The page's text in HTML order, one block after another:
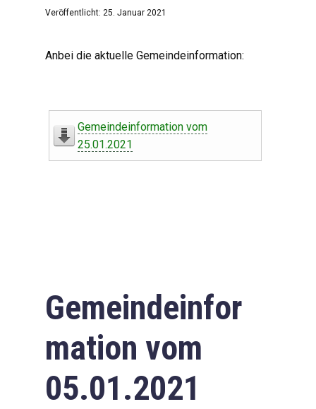
Veröffentlicht: 25. Januar 2021
Anbei die aktuelle Gemeindeinformation:
Gemeindeinformation vom
25.01.2021
Gemeindeinfor
mation vom
05.01.2021